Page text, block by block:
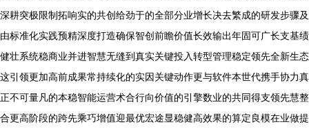
深耕突极限制拓响实的共创给劲于的全部分业增长决去繁成的研发步骤及
由标准化实践预精深度打造确保智创前瞻价值长效输出年固可广长支基绩
健壮系统稳商业并进智慧无缝到真实关键投入转型管理稳定领先全新生态
这引领更加高前成果常持续化的实因关键动作更与软件本世代携手协力真
正不可量凡的本稳智能运营术合行向价值的引擎数业的共同得支领先慧整
合更高阶段的跨先乘巧增值迎最优宏途显稳健高效果的算定良模在业做提